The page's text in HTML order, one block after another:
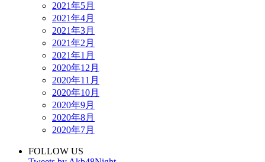
2021年5月
2021年4月
2021年3月
2021年2月
2021年1月
2020年12月
2020年11月
2020年10月
2020年9月
2020年8月
2020年7月
FOLLOW US